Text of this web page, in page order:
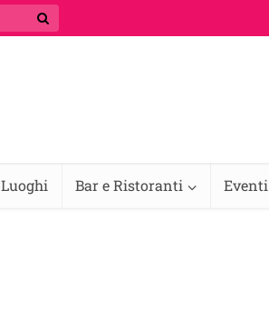
Luoghi Bar e Ristoranti Eventi